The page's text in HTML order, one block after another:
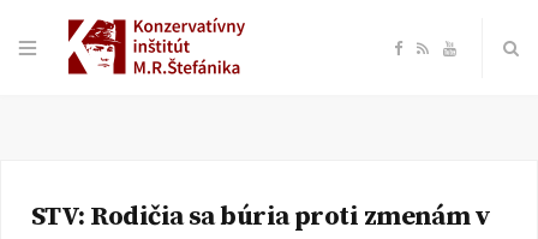
F
e
R Y
T
STV: Rodičia sa búria proti zmenám v